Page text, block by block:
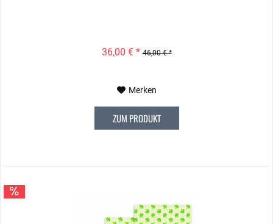
36,00 € * 46,00 € *
Merken
ZUM PRODUKT